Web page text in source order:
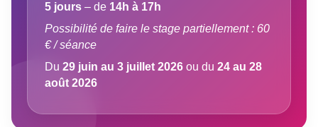
5 jours – de 14h à 17h
Possibilité de faire le stage partiellement : 60
€ / séance
Du 29 juin au 3 juillet 2026 ou du 24 au 28
août 2026